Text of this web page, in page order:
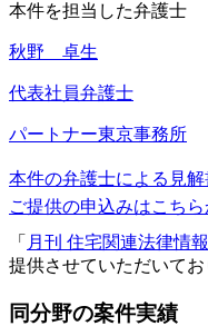
本件を担当した弁護士
秋野 卓生
代表社員弁護士
パートナー東京事務所
本件の弁護士による見
ご提供の申込みはこちら
「 月刊 住宅関連法律情報
提供させていただいてお
同分野の案件実績